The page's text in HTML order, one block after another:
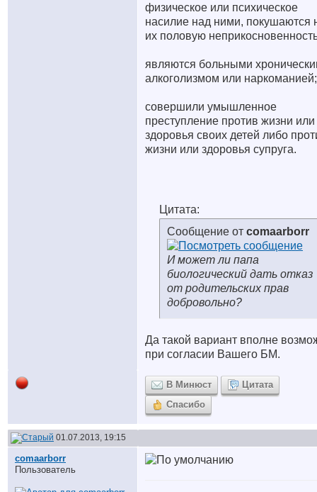
физическое или психическое
насилие над ними, покушаются
их половую
являются больными
алкоголизмом или наркоманией;
совершили умышленное
преступление против жизни или
здоровья своих детей либо
жизни или здоровья супруга.
Цитата:
Сообщение от comaarborr
И может ли папа
биологический дать отказ
от родительских прав
добровольно?
Да такой вариант вполне
при согласии Вашего БМ.
В Минюст
Цитата
Спасибо
01.07.2013, 19:15
comaarborr
Пользователь